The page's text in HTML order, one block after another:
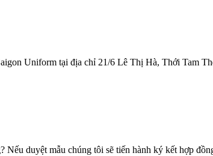
Uniform tại địa chỉ 21/6 Lê Thị Hà, Thới Tam
duyệt mẫu chúng tôi sẽ tiến hành ký kết hợp